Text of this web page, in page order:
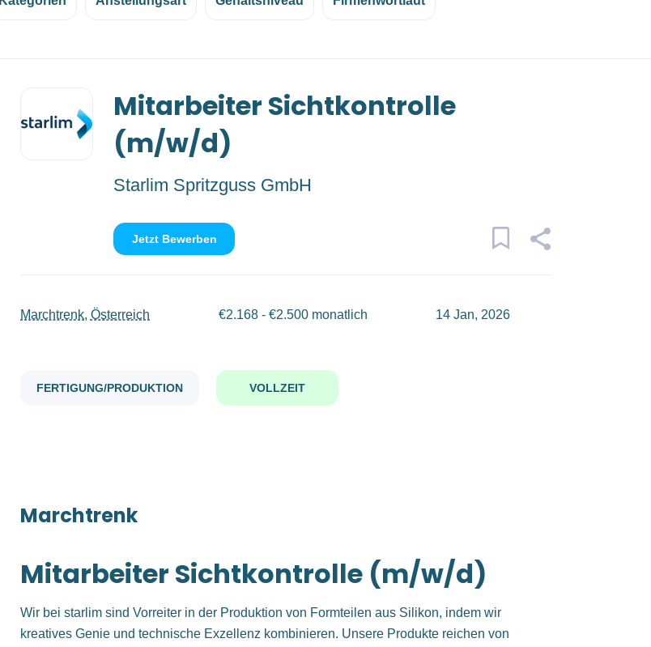
list
Mitarbeiter Sichtkontrolle
(m/w/d)
Starlim Spritzguss GmbH
Jetzt Bewerben
Marchtrenk, Österreich €2.168 - €2.500 monatlich 14 Jan, 2026
FERTIGUNG/PRODUKTION VOLLZEIT
Marchtrenk
Mitarbeiter Sichtkontrolle (m/w/d)
Wir bei starlim sind Vorreiter in der Produktion von Formteilen aus Silikon, indem wir
kreatives Genie und technische Exzellenz kombinieren. Unsere Produkte reichen von